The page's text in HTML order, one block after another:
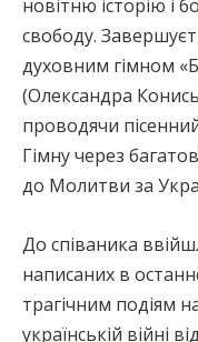
новітню історію і
свободу.
духовним гімном
(Олександра
проводячи
Гімну через
до Молитви за
До співаника
написаних в
трагічним подіям
українській війні